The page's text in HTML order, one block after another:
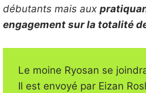
débutants mais aux
engagement sur la totalité
Le moine Ryosan se
Il est envoyé par Eizan